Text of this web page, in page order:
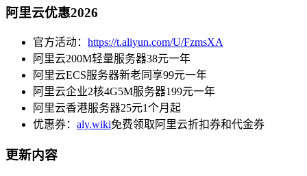
阿里云优惠2026
官方活动： https://t.aliyun.com/U/FzmsXA
阿里云200M轻量服务器38元一年
阿里云ECS服务器新老同享99元一年
阿里云企业2核4G5M服务器199元一年
阿里云香港服务器25元1个月起
优惠券： aly.wiki免费领取阿里云折扣券和代金券
更新内容